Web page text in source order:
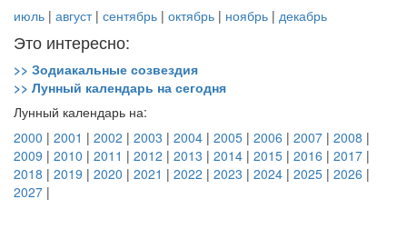
июль | август| сентябрь | октябрь | ноябрь | декабрь
Это интересно:
>> Зодиакальные созвездия
>> Лунный календарь на сегодня
Лунный календарь на:
2000 | 2001 | 2002 | 2003 | 2004 | 2005 | 2006 | 2007 | 2008 |
2009 | 2010 | 2011 | 2012 | 2013 | 2014 | 2015 | 2016 | 2017 |
2018 | 2019 | 2020 | 2021 | 2022 | 2023 | 2024 | 2025 | 2026 |
2027 |